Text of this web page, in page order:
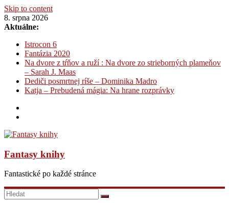
Skip to content
8. srpna 2026
Aktuálne:
Istrocon 6
Fantázia 2020
Na dvore z tŕňov a ruží : Na dvore zo strieborných plameňov
– Sarah J. Maas
Dediči posmrtnej ríše – Dominika Madro
Katja – Prebudená mágia: Na hrane rozprávky
Fantasy knihy
Fantastické po každé stránce